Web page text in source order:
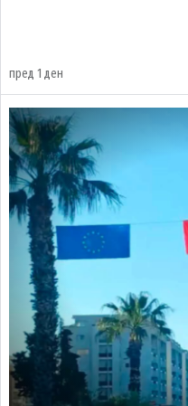
пред 1 ден